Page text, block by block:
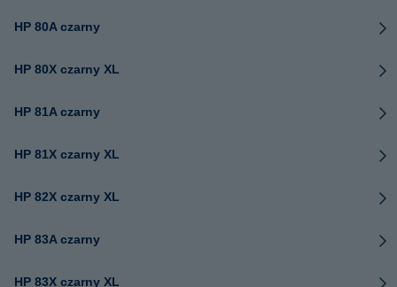
HP 80A czarny
HP 80X czarny XL
HP 81A czarny
HP 81X czarny XL
HP 82X czarny XL
HP 83A czarny
HP 83X czarny XL